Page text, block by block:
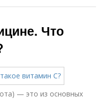
Что
— это из основных